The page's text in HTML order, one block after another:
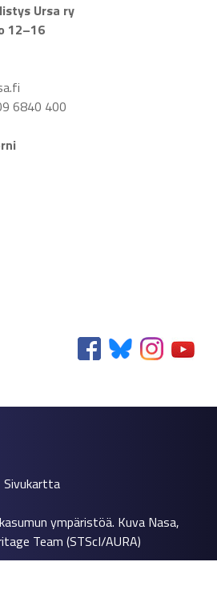
Ursa ry
12–16
6840 400
Sivukartta
ympäristöä. Kuva Nasa,
Team (STScI/AURA)